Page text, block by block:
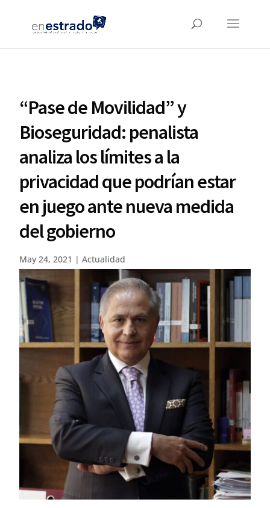
“Pase de Movilidad” y
Bioseguridad: penalista
analiza los límites a la
privacidad que podrían estar
en juego ante nueva medida
del gobierno
May 24, 2021 |Actualidad